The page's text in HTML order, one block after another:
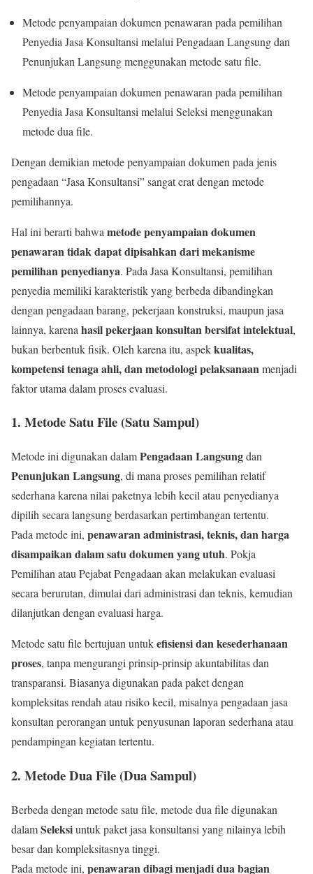
Metode penyampaian dokumen penawaran pada pemilihan
Penyedia Jasa Konsultansi melalui Pengadaan Langsung dan
Penunjukan Langsung menggunakan metode satu file.
Metode penyampaian dokumen penawaran pada pemilihan
Penyedia Jasa Konsultansi melalui Seleksi menggunakan
metode dua file.
Dengan demikian metode penyampaian dokumen pada jenis
pengadaan “Jasa Konsultansi” sangat erat dengan metode
pemilihannya.
Hal ini berarti bahwa metode penyampaian dokumen
penawaran tidak dapat dipisahkan dari mekanisme
pemilihan penyedianya. Pada Jasa Konsultansi, pemilihan
penyedia memiliki karakteristik yang berbeda dibandingkan
dengan pengadaan barang, pekerjaan konstruksi, maupun jasa
lainnya, karena hasil pekerjaan konsultan bersifat intelektual,
bukan berbentuk fisik. Oleh karena itu, aspekkualitas,
kompetensi tenaga ahli, dan metodologi pelaksanaanmenjadi
faktor utama dalam proses evaluasi.
1. Metode Satu File (Satu Sampul)
Metode ini digunakan dalamPengadaan Langsungdan
Penunjukan Langsung, di mana proses pemilihan relatif
sederhana karena nilai paketnya lebih kecil atau penyedianya
dipilih secara langsung berdasarkan pertimbangan tertentu.
Pada metode ini, penawaran administrasi, teknis, dan harga
disampaikan dalam satu dokumen yang utuh. Pokja
Pemilihan atau Pejabat Pengadaan akan melakukan evaluasi
secara berurutan, dimulai dari administrasi dan teknis, kemudian
dilanjutkan dengan evaluasi harga.
Metode satu file bertujuan untukefisiensi dan kesederhanaan
proses, tanpa mengurangi prinsip-prinsip akuntabilitas dan
transparansi. Biasanya digunakan pada paket dengan
kompleksitas rendah atau risiko kecil, misalnya pengadaan jasa
konsultan perorangan untuk penyusunan laporan sederhana atau
pendampingan kegiatan tertentu.
2. Metode Dua File (Dua Sampul)
Berbeda dengan metode satu file, metode dua file digunakan
dalamSeleksiuntuk paket jasa konsultansi yang nilainya lebih
besar dan kompleksitasnya tinggi.
Pada metode ini, penawaran dibagi menjadi dua bagian